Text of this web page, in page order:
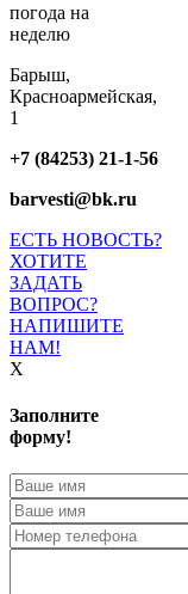
погода на
неделю
Барыш,
Красноармейская,
1
+7 (84253) 21-1-56
barvesti@bk.ru
ЕСТЬ НОВОСТЬ?
ХОТИТЕ
ЗАДАТЬ
ВОПРОС?
НАПИШИТЕ
НАМ!
X
Заполните
форму!